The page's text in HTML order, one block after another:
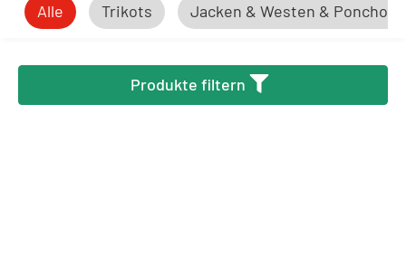
Alle Trikots Jacken & Westen & Ponchos
Produkte filtern